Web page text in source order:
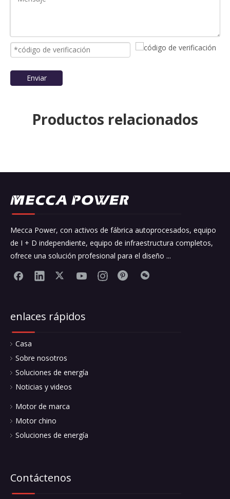
Enviar
Productos relacionados
Mecca Power, con activos de fábrica autoprocesados, equipo
de I + D independiente, equipo de infraestructura completos,
ofrece una solución profesional para el diseño ...
enlaces rápidos
Casa
Sobre nosotros
Soluciones de energía
Noticias y videos
Motor de marca
Motor chino
Soluciones de energía
Contáctenos